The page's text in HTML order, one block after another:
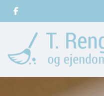
hovedindhold